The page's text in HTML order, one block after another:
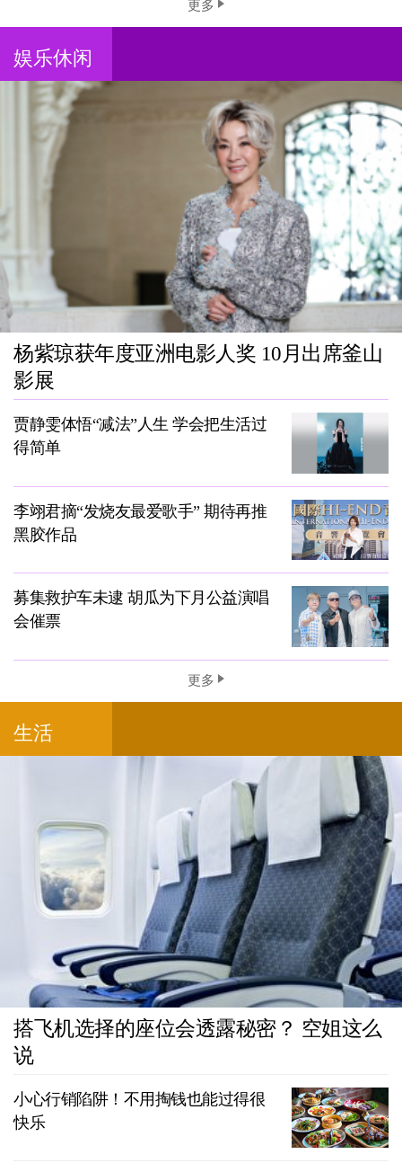
更多
娱乐休闲
杨紫琼获年度亚洲电影人奖 10月出席釜山
影展
贾静雯体悟“减法”人生 学会把生活过
得简单
李翊君摘“发烧友最爱歌手” 期待再推
黑胶作品
募集救护车未逮 胡瓜为下月公益演唱
会催票
更多
生活
搭飞机选择的座位会透露秘密？ 空姐这么
说
小心行销陷阱！不用掏钱也能过得很
快乐